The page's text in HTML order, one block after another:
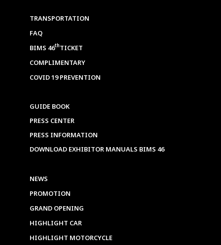
TRANSPORTATION
FAQ
BIMS 46thTICKET
COMPLIMENTARY
COVID 19 PREVENTION
GUIDE BOOK
PRESS CENTER
PRESS INFORMATION
DOWNLOAD EXHIBITOR MANUALS BIMS 46
NEWS
PROMOTION
GRAND OPENING
HIGHLIGHT CAR
HIGHLIGHT MOTORCYCLE